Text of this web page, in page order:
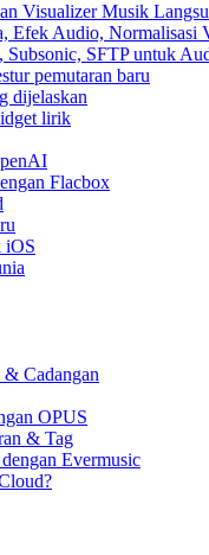
Visualizer Musik
Efek Audio,
SFTP untuk
pemutaran baru
dijelaskan
lirik
Flacbox
iOS
& Cadangan
OPUS
& Tag
Evermusic